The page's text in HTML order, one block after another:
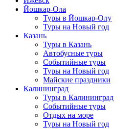
Йошкар-Ола
Туры в Йошкар-Олу
Туры на Новый год
Казань
Туры в Казань
Автобусные туры
Событийные туры
Туры на Новый год
Майские праздники
Калининград
Туры в Калининград
Событийные туры
Отдых на море
Туры на Новый год